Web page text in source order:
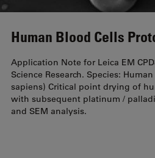
Human Blood Cells
Application Note for Leica EM
Science Research. Species:
sapiens) Critical point drying of
with subsequent platinum /
and SEM analysis.